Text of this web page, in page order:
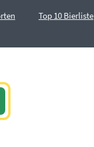
Top 10 Bierliste